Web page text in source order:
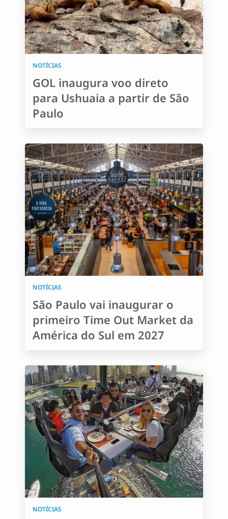
NOTÍCIAS
GOL inaugura voo direto
para Ushuaia a partir de São
Paulo
NOTÍCIAS
São Paulo vai inaugurar o
primeiro Time Out Market da
América do Sul em 2027
NOTÍCIAS